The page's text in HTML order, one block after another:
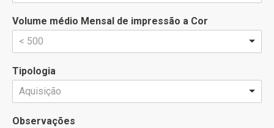
Volume médio Mensal de impressão a Cor
< 500
Tipologia
Aquisição
Observações